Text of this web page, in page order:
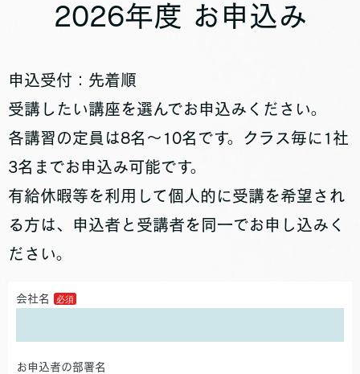
2026年度 お申込み
申込受付：先着順
受講したい講座を選んでお申込みください。
各講習の定員は8名～10名です。クラス毎に1社
3名までお申込み可能です。
有給休暇等を利用して個人的に受講を希望され
る方は、申込者と受講者を同一でお申し込みく
ださい。
会社名
お申込者の部署名